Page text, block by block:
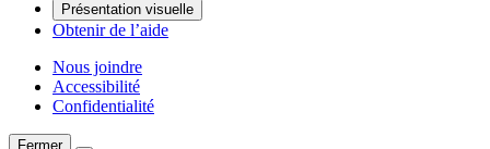
Présentation visuelle
Obtenir de l’aide
Nous joindre
Accessibilité
Confidentialité
Fermer